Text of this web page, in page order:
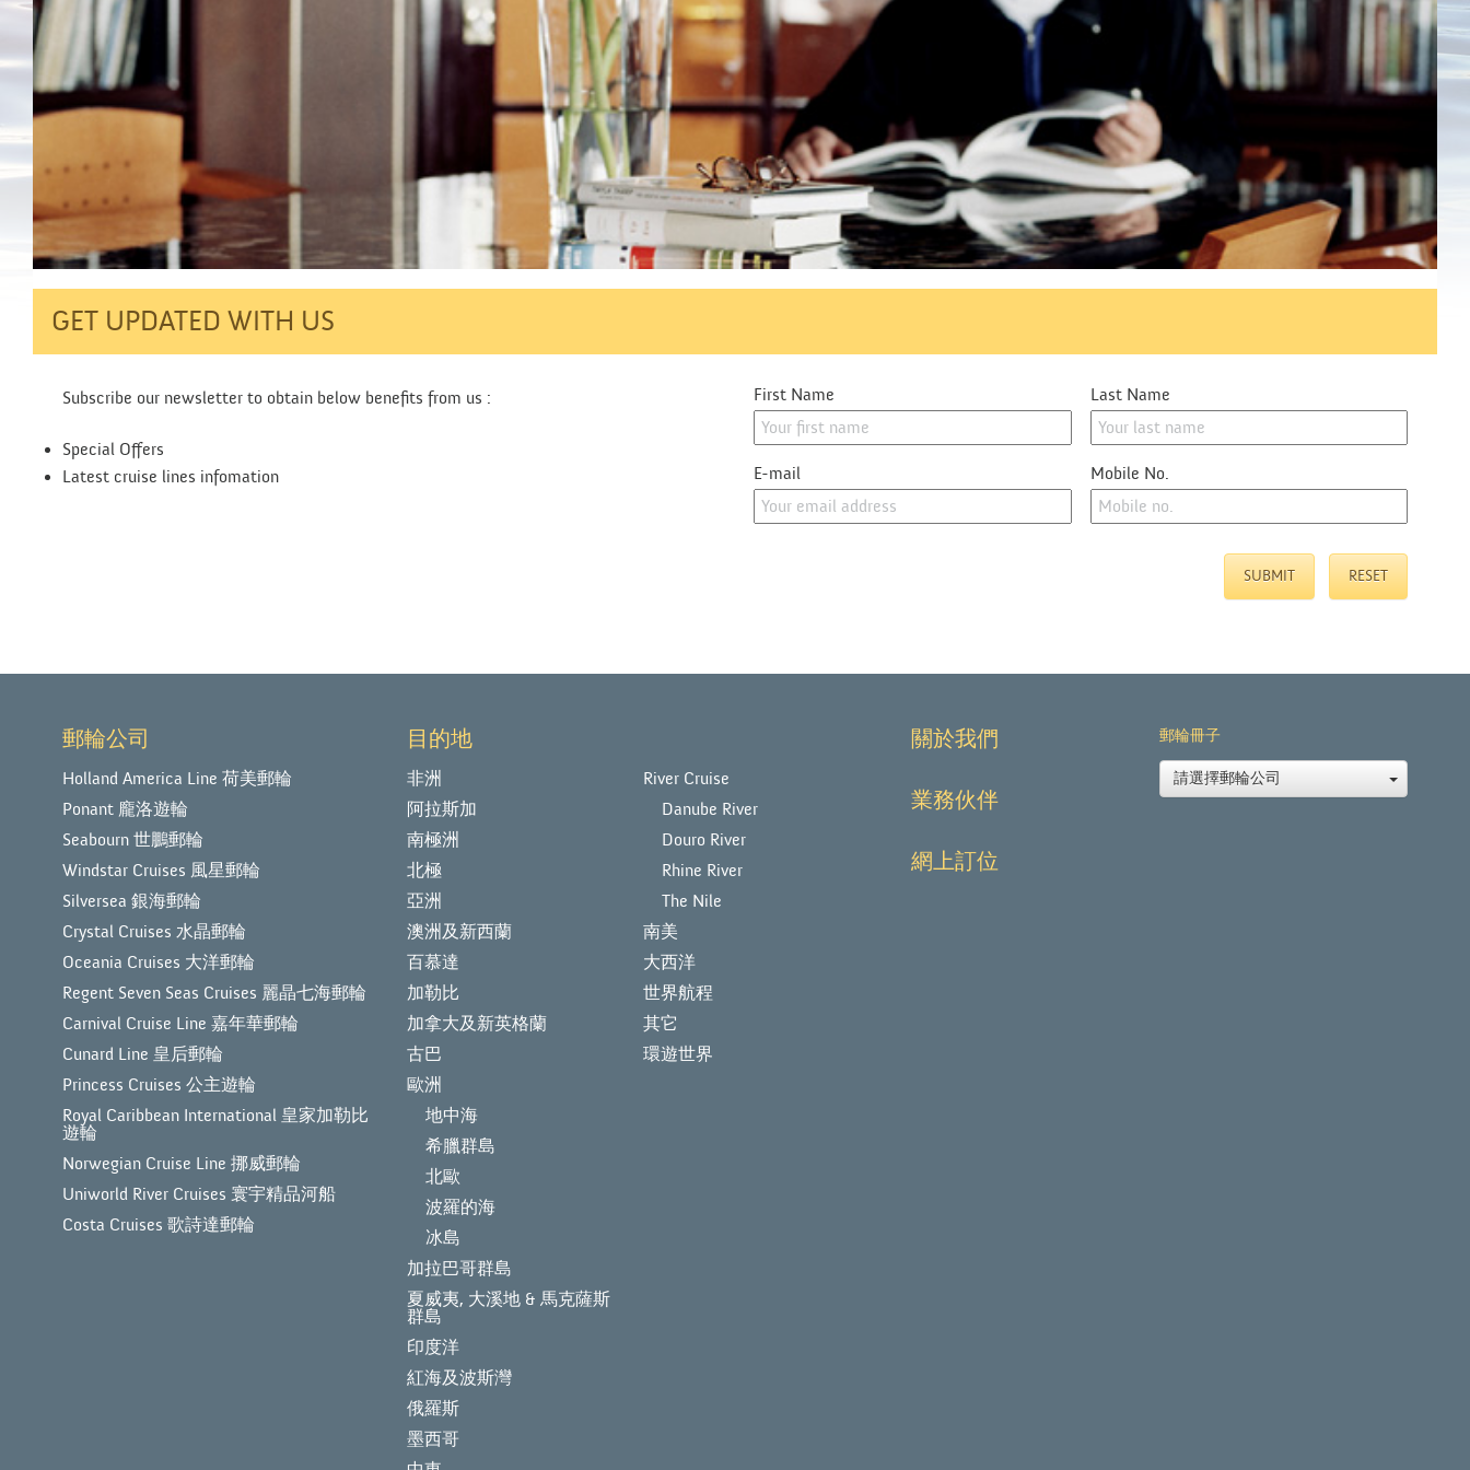
GET UPDATED WITH US
Subscribe our newsletter to obtain below benefits from us :
Special Offers
Latest cruise lines infomation
First Name Last Name
E-mail Mobile No.
郵輪公司
Holland America Line 荷美郵輪
Ponant 龐洛遊輪
Seabourn 世鵬郵輪
Windstar Cruises 風星郵輪
Silversea 銀海郵輪
Crystal Cruises 水晶郵輪
Oceania Cruises 大洋郵輪
Regent Seven Seas Cruises 麗晶七海郵輪
Carnival Cruise Line 嘉年華郵輪
Cunard Line 皇后郵輪
Princess Cruises 公主遊輪
Royal Caribbean International 皇家加勒比
遊輪
Norwegian Cruise Line 挪威郵輪
Uniworld River Cruises 寰宇精品河船
Costa Cruises 歌詩達郵輪
目的地
非洲
阿拉斯加
南極洲
北極
亞洲
澳洲及新西蘭
百慕達
加勒比
加拿大及新英格蘭
古巴
歐洲
地中海
希臘群島
北歐
波羅的海
冰島
加拉巴哥群島
夏威夷, 大溪地 & 馬克薩斯
群島
印度洋
紅海及波斯灣
俄羅斯
墨西哥
River Cruise
Danube River
Douro River
Rhine River
The Nile
南美
大西洋
世界航程
其它
環遊世界
關於我們
業務伙伴
網上訂位
郵輪冊子
請選擇郵輪公司